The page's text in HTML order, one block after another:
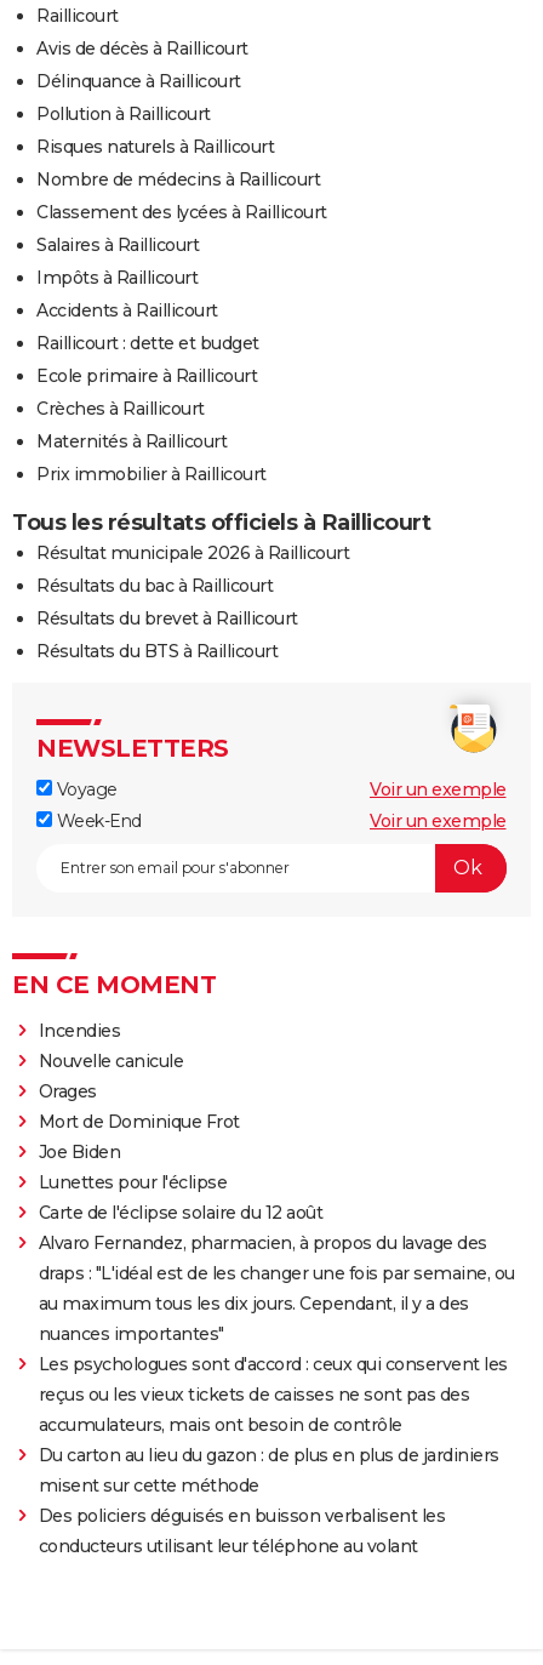
Raillicourt
Avis de décès à Raillicourt
Délinquance à Raillicourt
Pollution à Raillicourt
Risques naturels à Raillicourt
Nombre de médecins à Raillicourt
Classement des lycées à Raillicourt
Salaires à Raillicourt
Impôts à Raillicourt
Accidents à Raillicourt
Raillicourt : dette et budget
Ecole primaire à Raillicourt
Crèches à Raillicourt
Maternités à Raillicourt
Prix immobilier à Raillicourt
Tous les résultats officiels à Raillicourt
Résultat municipale 2026 à Raillicourt
Résultats du bac à Raillicourt
Résultats du brevet à Raillicourt
Résultats du BTS à Raillicourt
NEWSLETTERS
Voyage
Voir un exemple
Week-End
Voir un exemple
EN CE MOMENT
Incendies
Nouvelle canicule
Orages
Mort de Dominique Frot
Joe Biden
Lunettes pour l'éclipse
Carte de l'éclipse solaire du 12 août
Alvaro Fernandez, pharmacien, à propos du lavage des
draps : "L'idéal est de les changer une fois par semaine, ou
au maximum tous les dix jours. Cependant, il y a des
nuances importantes"
Les psychologues sont d'accord : ceux qui conservent les
reçus ou les vieux tickets de caisses ne sont pas des
accumulateurs, mais ont besoin de contrôle
Du carton au lieu du gazon : de plus en plus de jardiniers
misent sur cette méthode
Des policiers déguisés en buisson verbalisent les
conducteurs utilisant leur téléphone au volant